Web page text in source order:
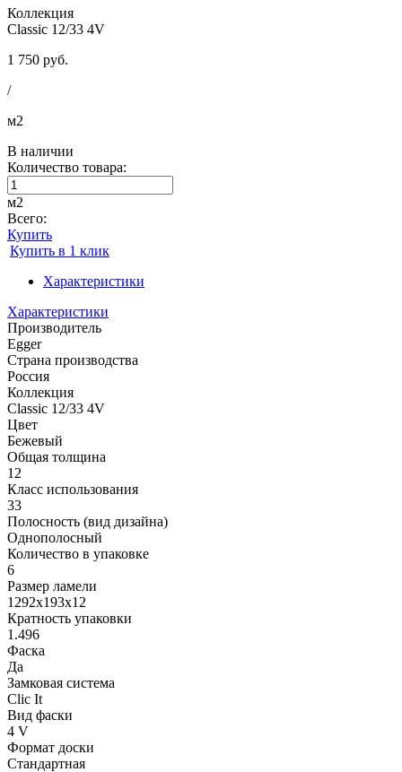
Коллекция
Classic 12/33 4V
1 750 руб.
/
м2
В наличии
Количество товара:
м2
Всего:
Купить
Купить в 1 клик
Характеристики
Характеристики
Производитель
Egger
Страна производства
Россия
Коллекция
Classic 12/33 4V
Цвет
Бежевый
Общая толщина
12
Класс использования
33
Полосность (вид дизайна)
Однополосный
Количество в упаковке
6
Размер ламели
1292х193х12
Кратность упаковки
1.496
Фаска
Да
Замковая система
Clic It
Вид фаски
4 V
Формат доски
Стандартная